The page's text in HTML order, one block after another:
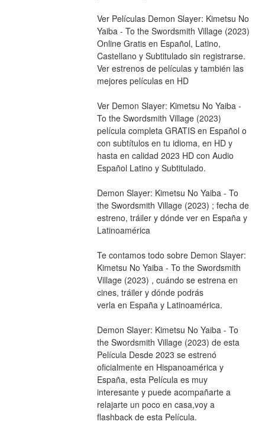
Ver Películas Demon Slayer: Kimetsu No
Yaiba - To the Swordsmith Village (2023)
Online Gratis en Español, Latino,
Castellano y Subtitulado sin registrarse.
Ver estrenos de películas y también las
mejores películas en HD
Ver Demon Slayer: Kimetsu No Yaiba -
To the Swordsmith Village (2023)
película completa GRATIS en Español o
con subtítulos en tu idioma, en HD y
hasta en calidad 2023 HD con Audio
Español Latino y Subtitulado.
Demon Slayer: Kimetsu No Yaiba - To
the Swordsmith Village (2023) ; fecha de
estreno, tráiler y dónde ver en España y
Latinoamérica
Te contamos todo sobre Demon Slayer:
Kimetsu No Yaiba - To the Swordsmith
Village (2023) , cuándo se estrena en
cines, tráiler y dónde podrás
verla en España y Latinoamérica.
Demon Slayer: Kimetsu No Yaiba - To
the Swordsmith Village (2023) de esta
Película Desde 2023 se estrenó
oficialmente en Hispanoamérica y
España, esta Película es muy
interesante y puede acompañarte a
relajarte un poco en casa,voy a
flashback de esta Película.